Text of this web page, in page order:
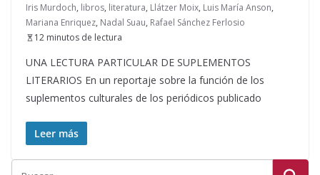
Iris Murdoch, libros, literatura, Llátzer Moix, Luis María Anson,
Mariana Enriquez, Nadal Suau, Rafael Sánchez Ferlosio
12 minutos de lectura
UNA LECTURA PARTICULAR DE SUPLEMENTOS
LITERARIOS En un reportaje sobre la función de los
suplementos culturales de los periódicos publicado
Leer más